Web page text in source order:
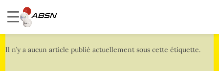
Il n’y a aucun article publié actuellement sous cette étiquette.